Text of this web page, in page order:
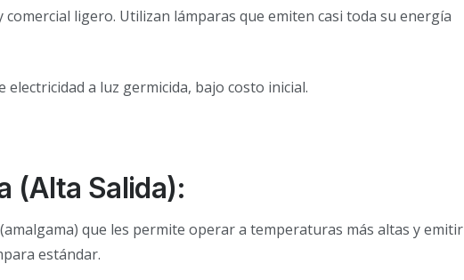
ligero. Utilizan lámparas que emiten casi toda su energía
electricidad a luz germicida, bajo costo inicial.
(Alta Salida):
que les permite operar a temperaturas más altas y emitir
estándar.